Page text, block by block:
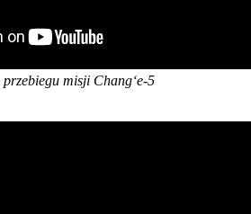
misji Chang‘e-5